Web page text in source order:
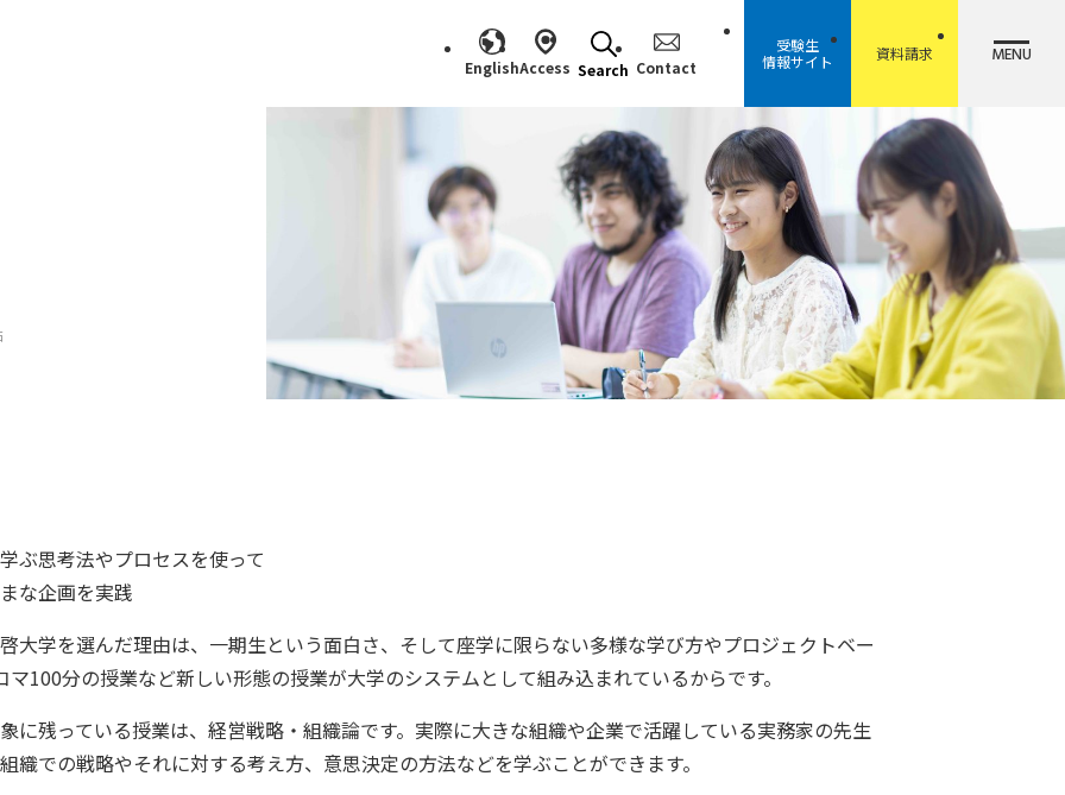
EnglishAccess Search Contact
受験生
情報サイト
資料請求 MENU
Search
ぶ思考法やプロセスを使って
な企画を実践
大学を選んだ理由は、一期生という面白さ、そして座学に限らない多様な学び方やプロジェクトベー
マ100分の授業など新しい形態の授業が大学のシステムとして組み込まれているからです。
に残っている授業は、経営戦略・組織論です。実際に大きな組織や企業で活躍している実務家の先生
織での戦略やそれに対する考え方、意思決定の方法などを学ぶことができます。